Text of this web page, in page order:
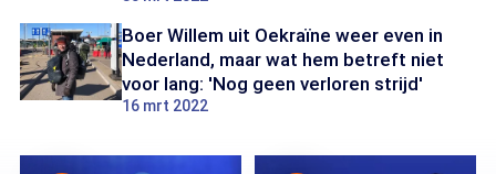
Boer Willem uit Oekraïne weer even in
Nederland, maar wat hem betreft niet
voor lang: 'Nog geen verloren strijd'
16 mrt 2022